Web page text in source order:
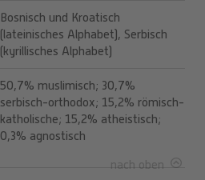
Bosnisch und Kroatisch
(lateinisches Alphabet), Serbisch
(kyrillisches Alphabet)
50,7% muslimisch; 30,7%
serbisch-orthodox; 15,2% römisch-
katholische; 15,2% atheistisch;
0,3% agnostisch
nach oben